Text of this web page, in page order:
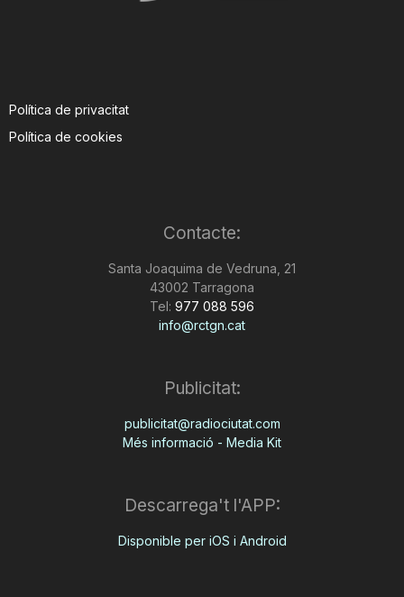
Política de privacitat
Política de cookies
Contacte:
Santa Joaquima de Vedruna, 21
43002 Tarragona
Tel: 977 088 596
info@rctgn.cat
Publicitat:
publicitat@radiociutat.com
Més informació - Media Kit
Descarrega't l'APP:
Disponible per iOS i Android